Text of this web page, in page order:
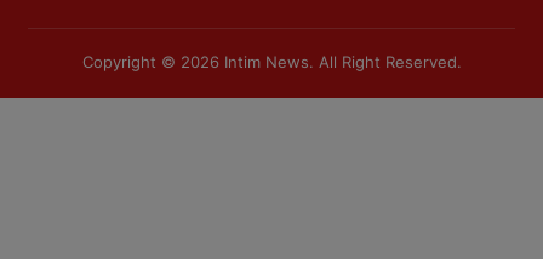
Copyright © 2026 Intim News. All Right Reserved.